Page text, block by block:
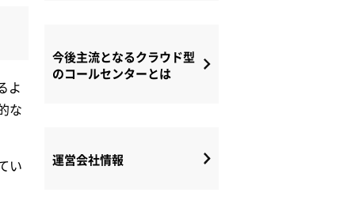
よ
な
い
今後主流となるクラウド型
のコールセンターとは
運営会社情報